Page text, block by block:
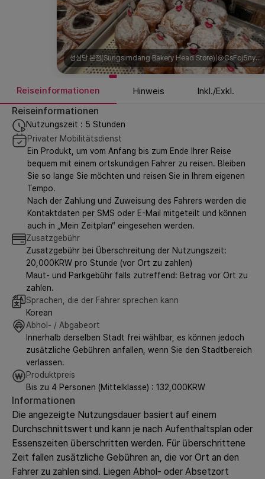
성심당 본점(Sungsimdang Bakery Head Store)|@CsFcj5nyVfL
Reiseinformationen Hinweis Inkl./Exkl.
Reiseinformationen
Nutzungszeit : 5 Stunden
Privater Mobilitätsdienst
Ein Produkt, um vom Anfang bis zum Ende Ihrer Reise
bequem mit einem ortskundigen Fahrer zu reisen. Bleiben
Sie so lange Sie möchten und reisen Sie in Ihrem eigenen
Tempo.
Nach der Zahlung und Zuweisung des Fahrers werden die
Kontaktdaten per SMS oder E-Mail mitgeteilt und können
auch in „Mein Zeitplan“ eingesehen werden.
Zusatzgebühr
Zusatzgebühr bei Überschreitung der Nutzungszeit:
20,000KRW pro Stunde (vor Ort zu zahlen)
Maut- und Parkgebühr falls zutreffend: Betrag vor Ort zu
zahlen.
Sprachen, die der Fahrer sprechen kann
Korean
Abhol- / Abgabeort
Innerhalb derselben Stadt frei wählbar, es können jedoch
zusätzliche Gebühren anfallen, wenn Sie den Stadtbereich
verlassen.
Produktpreis
Bis zu 4 Personen (Mittelklasse) : 132,000KRW
Informationen
Die angezeigte Nutzungsdauer basiert auf einem
Durchschnittswert und kann je nach Aufenthaltsplan oder
Essenszeiten überschritten werden. Für überschrittene
Zeit fallen zusätzliche Gebühren an, die vor Ort an den
Fahrer zu zahlen sind. Liegen Abhol- oder Absetzort